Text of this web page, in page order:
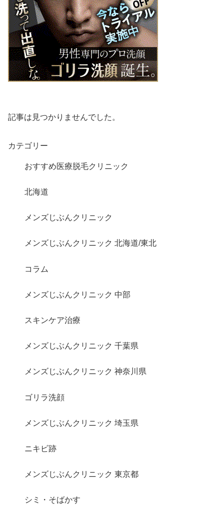
記事は見つかりませんでした。
カテゴリー
おすすめ医療脱毛クリニック
北海道
メンズじぶんクリニック
メンズじぶんクリニック 北海道/東北
コラム
メンズじぶんクリニック 中部
スキンケア治療
メンズじぶんクリニック 千葉県
メンズじぶんクリニック 神奈川県
ゴリラ洗顔
メンズじぶんクリニック 埼玉県
ニキビ跡
メンズじぶんクリニック 東京都
シミ・そばかす